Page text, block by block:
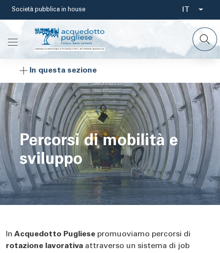
Salta
contenuto
principale
Società pubblica in house
Select
your
IT
In questa sezione
Percorsi di mobilità e
sviluppo
In Acquedotto Pugliese promuoviamo percorsi di
rotazione lavorativa attraverso un sistema di job